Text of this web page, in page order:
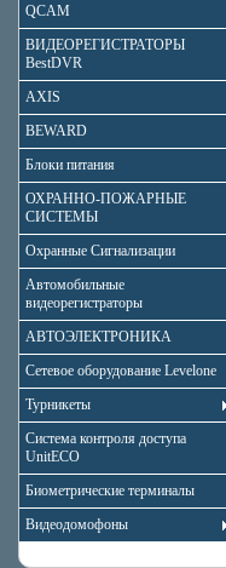
QCAM
ВИДЕОРЕГИСТРАТОРЫ
BestDVR
AXIS
BEWARD
Блоки питания
ОХРАННО-ПОЖАРНЫЕ
СИСТЕМЫ
Охранные Сигнализации
Автомобильные
видеорегистраторы
АВТОЭЛЕКТРОНИКА
Сетевое оборудование Levelone
Турникеты
Система контроля доступа
UnitECO
Биометрические терминалы
Видеодомофоны